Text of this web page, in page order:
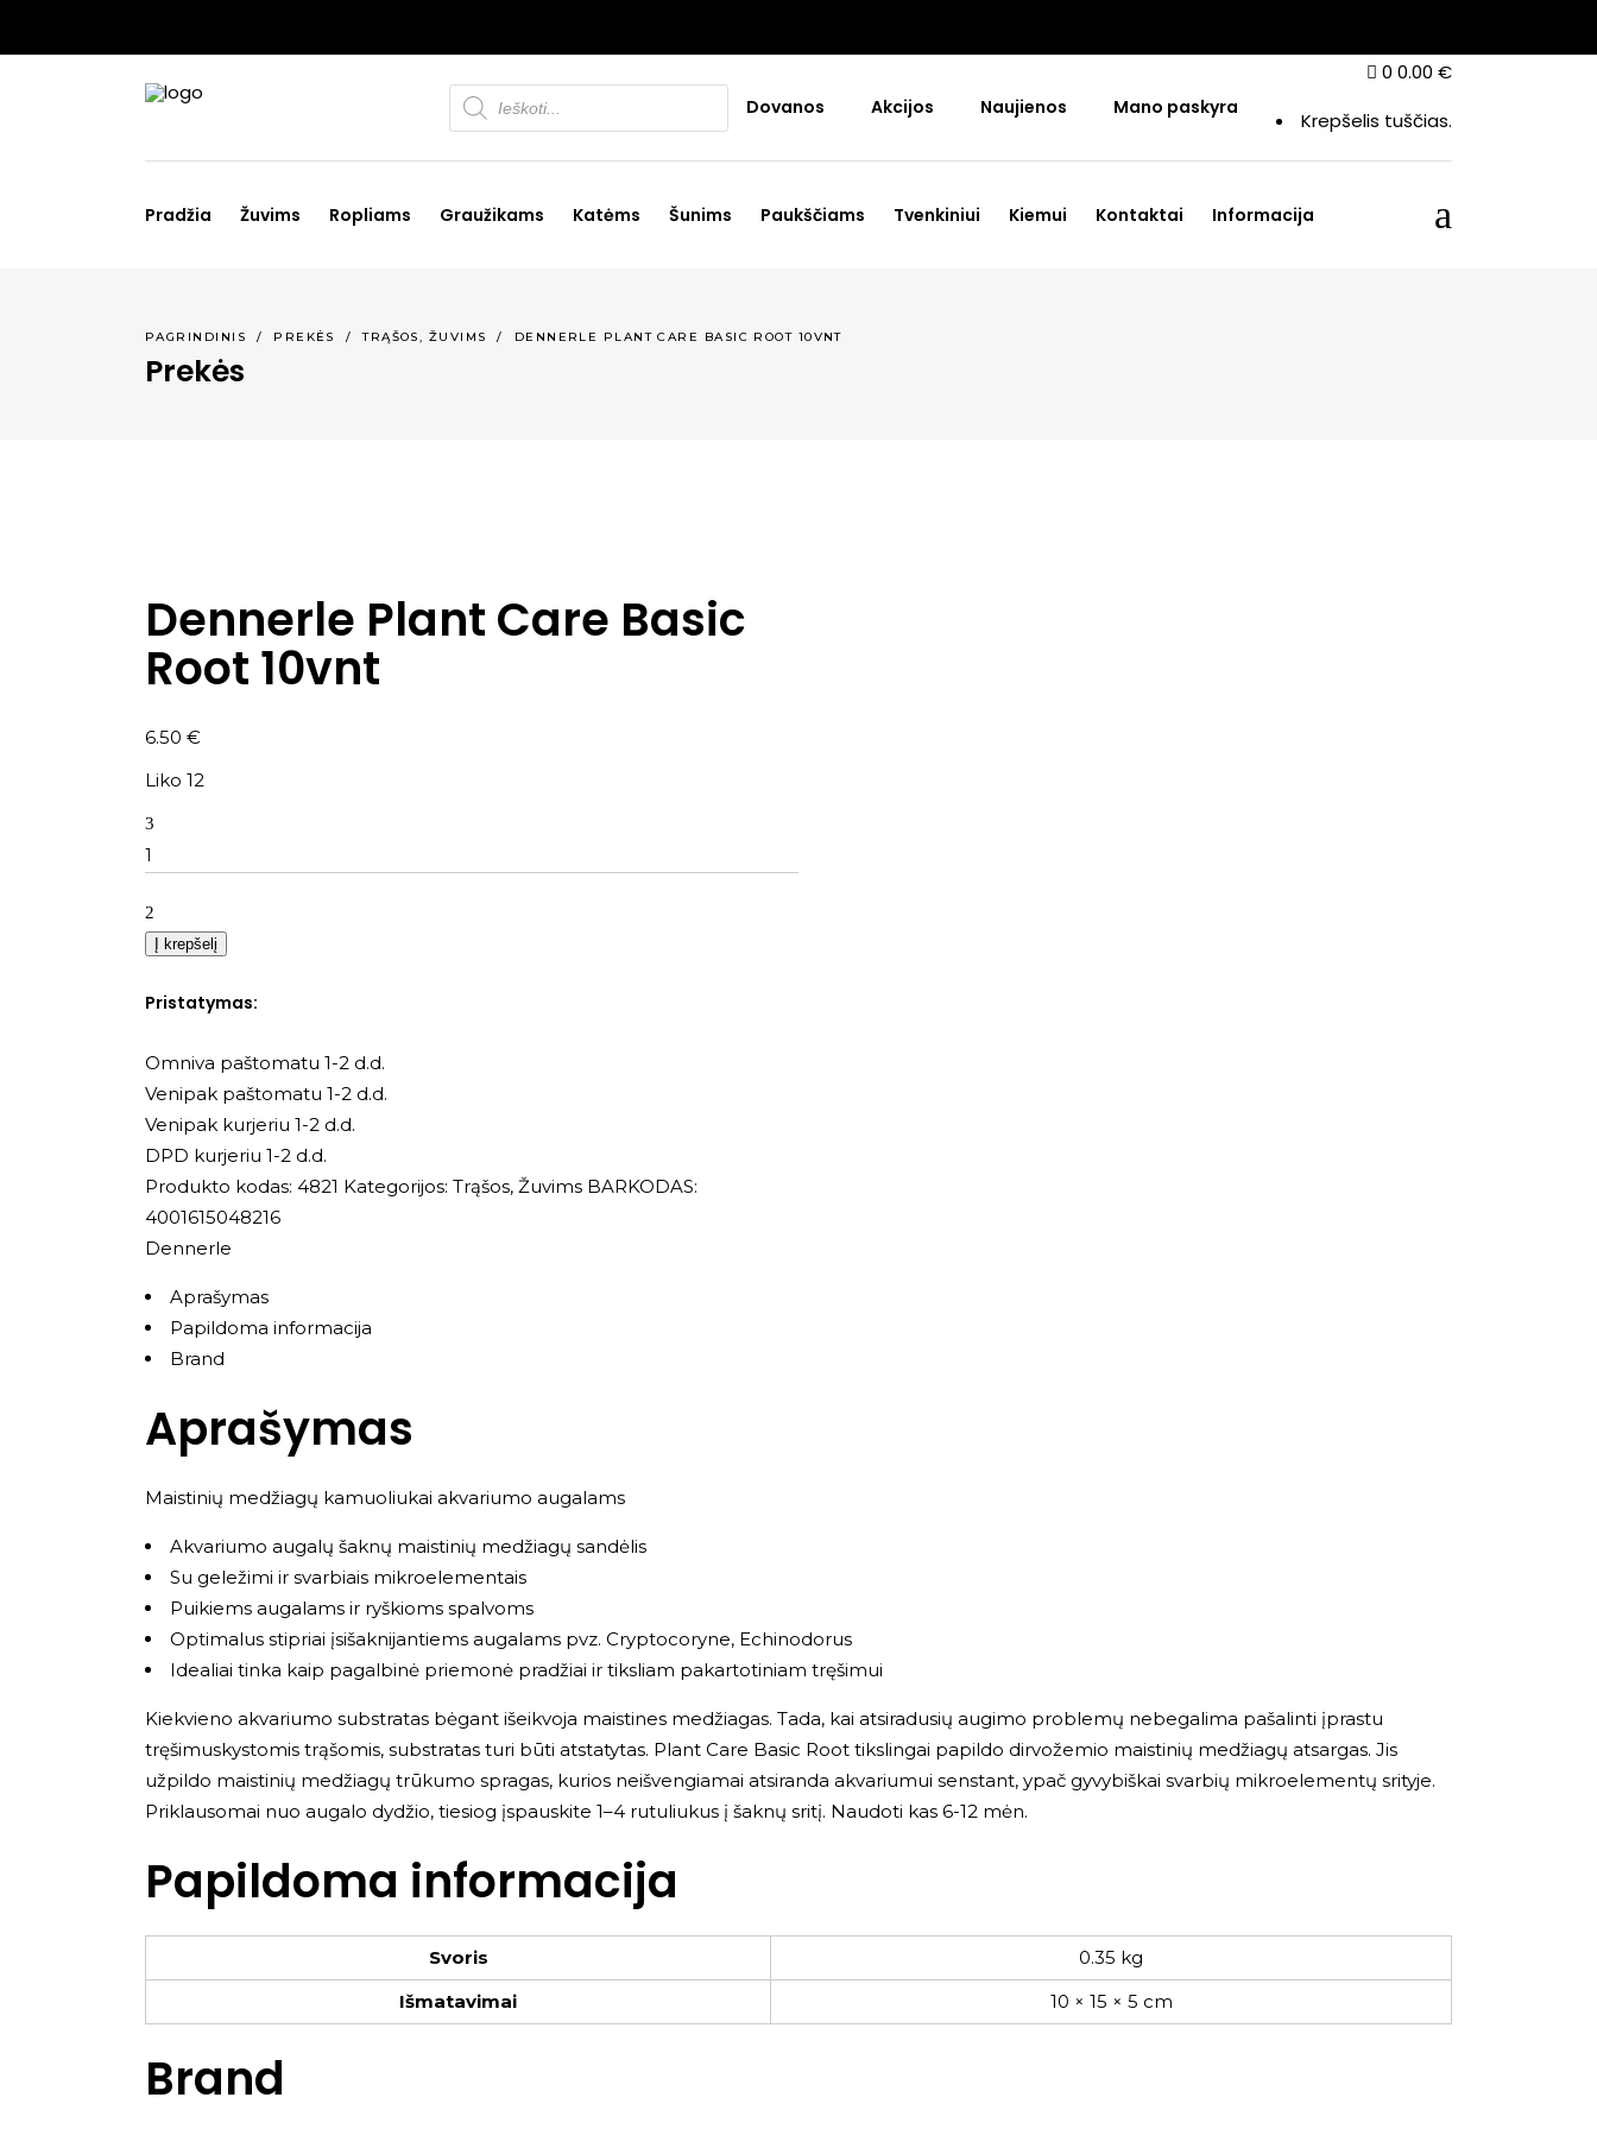
Products
search Dovanos Akcijos Naujienos Mano paskyra
0 0.00 €
Krepšelis tuščias.
Pradžia Žuvims Ropliams Graužikams Katėms Šunims Paukščiams Tvenkiniui Kiemui Kontaktai Informacija
PAGRINDINIS / PREKĖS /TRĄŠOS, ŽUVIMS / DENNERLE PLANT CARE BASIC ROOT 10VNT
Prekės
Dennerle Plant Care Basic
Root 10vnt
6.50 €
Liko 12
Kiekis
Į krepšelį
Pristatymas:
Omniva paštomatu 1-2 d.d.
Venipak paštomatu 1-2 d.d.
Venipak kurjeriu 1-2 d.d.
DPD kurjeriu 1-2 d.d.
Produkto kodas: 4821 Kategorijos: Trąšos, Žuvims BARKODAS:
4001615048216
Dennerle
Aprašymas
Papildoma informacija
Brand
Aprašymas
Maistinių medžiagų kamuoliukai akvariumo augalams
Akvariumo augalų šaknų maistinių medžiagų sandėlis
Su geležimi ir svarbiais mikroelementais
Puikiems augalams ir ryškioms spalvoms
Optimalus stipriai įsišaknijantiems augalams pvz. Cryptocoryne, Echinodorus
Idealiai tinka kaip pagalbinė priemonė pradžiai ir tiksliam pakartotiniam tręšimui
​Kiekvieno akvariumo substratas bėgant išeikvoja maistines medžiagas. Tada, kai atsiradusių augimo problemų nebegalima pašalinti įprastu
tręšimuskystomis trąšomis, substratas turi būti atstatytas. Plant Care Basic Root tikslingai papildo dirvožemio maistinių medžiagų atsargas. Jis
užpildo maistinių medžiagų trūkumo spragas, kurios neišvengiamai atsiranda akvariumui senstant, ypač gyvybiškai svarbių mikroelementų srityje.
Priklausomai nuo augalo dydžio, tiesiog įspauskite 1–4 rutuliukus į šaknų sritį. Naudoti kas 6-12 mėn.
Papildoma informacija
Svoris
0.35 kg
Išmatavimai
10 × 15 × 5 cm
Brand